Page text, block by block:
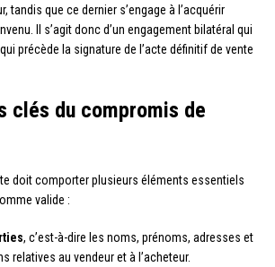
tandis que ce dernier s’engage à l’acquérir
Il s’agit donc d’un engagement bilatéral qui
précède la signature de l’acte définitif de vente
clés du compromis de
doit comporter plusieurs éléments essentiels
valide :
, c’est-à-dire les noms, prénoms, adresses et
relatives au vendeur et à l’acheteur.